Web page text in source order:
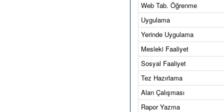
Web Tab. Öğrenme
Uygulama
Yerinde Uygulama
Mesleki Faaliyet
Sosyal Faaliyet
Tez Hazırlama
Alan Çalışması
Rapor Yazma